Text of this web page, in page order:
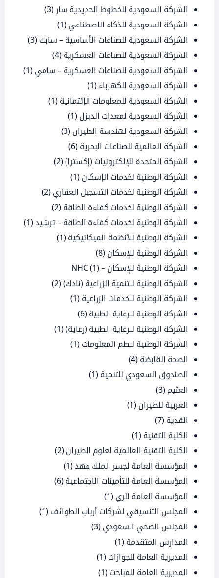
الشركة السعودية للخطوط الحديدية سار (3)
الشركة السعودية للذكاء الاصطناعي (1)
الشركة السعودية للصناعات الأساسية – سابك (3)
الشركة السعودية للصناعات العسكرية (4)
الشركة السعودية للصناعات العسكرية – سامي (1)
الشركة السعودية للكهرباء (1)
الشركة السعودية للمعلومات الإئتمانية (1)
الشركة السعودية لمعدات الديزل (1)
الشركة السعودية لهندسة الطيران (3)
الشركة العالمية للصناعات البحرية (6)
الشركة المتحدة للإلكترونيات (إكسترا)(2)
الشركة الوطنية لخدمات الإسكان (1)
الشركة الوطنية لخدمات التسجيل العقاري (2)
الشركة الوطنية لخدمات كفاءة الطاقة (2)
الشركة الوطنية لخدمات كفاءة الطاقة – ترشيد(1)
الشركة الوطنية للأنظمة الميكانيكية (1)
الشركة الوطنية للإسكان (8)
الشركة الوطنية للإسكان – NHC(1)
الشركة الوطنية للتنمية الزراعية (نادك)(2)
الشركة الوطنية للخدمات الزراعية (1)
الشركة الوطنية للرعاية الطبية (6)
الشركة الوطنية للرعاية الطبية (رعاية)(1)
الشركة الوطنية لنظم المعلومات (1)
الصحة القابضة (4)
الصندوق السعودي للتنمية (1)
العثيم (3)
العربية للطيران (1)
القدية (7)
الكلية التقنية (1)
الكلية التقنية العالمية لعلوم الطيران (2)
المؤسسة العامة لجسر الملك فهد(1)
المؤسسة العامة للتأمينات الاجتماعية (6)
المؤسسة العامة للري (1)
المجلس التنسيقي لشركات أرباب الطوائف (1)
المجلس الصحي السعودي (3)
المدارس المتقدمة (1)
المديرية العامة للجوازات (1)
المديرية العامة للمباحث (1)